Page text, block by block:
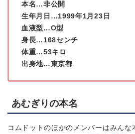
本名…非公開
生年月日…1999年1月23日
血液型…O型
身長…168センチ
体重…53キロ
出身地…東京都
あむぎりの本名
コムドットのほかのメンバーはみんな